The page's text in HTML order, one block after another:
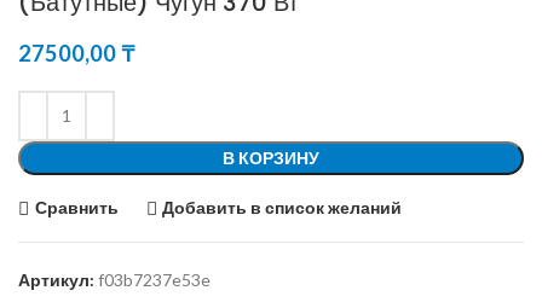
27500,00₸
В КОРЗИНУ
Сравнить Добавить в список желаний
Артикул: f03b7237e53e